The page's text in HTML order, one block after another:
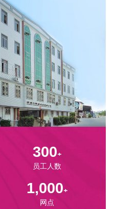
300+
员工人数
1,000+
网点